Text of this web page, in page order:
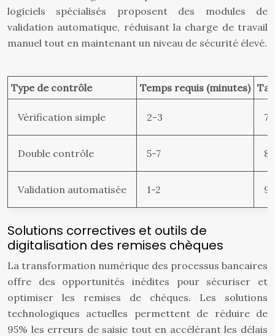
logiciels spécialisés proposent des modules de
validation automatique, réduisant la charge de travail
manuel tout en maintenant un niveau de sécurité élevé.
Type de contrôle Temps requis (minutes)
Vérification simple 2-3 73
Double contrôle 5-7 89
Validation automatisée 1-2
Solutions correctives et outils de
digitalisation des remises chèques
La transformation numérique des processus bancaires
offre des opportunités inédites pour sécuriser et
optimiser les remises de chèques. Les solutions
technologiques actuelles permettent de réduire de
95% les erreurs de saisie tout en accélérant les délais